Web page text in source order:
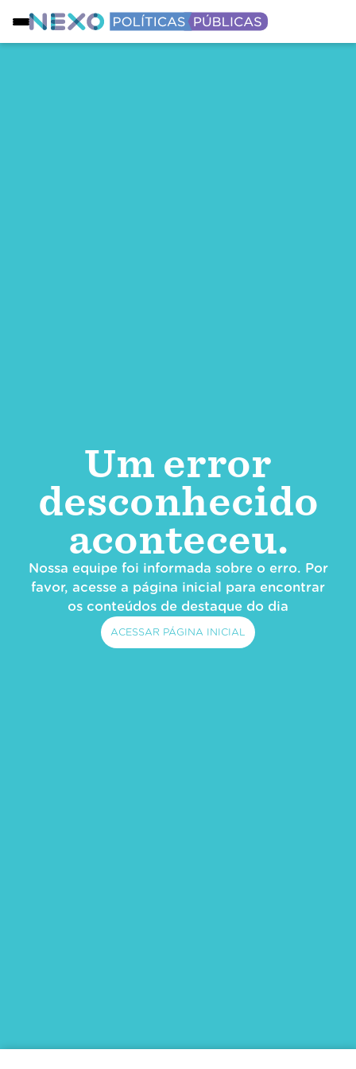
Um error
desconhecido
aconteceu.
Nossa equipe foi informada sobre o erro. Por
favor, acesse a página inicial para encontrar
os conteúdos de destaque do dia
ACESSAR PÁGINA INICIAL